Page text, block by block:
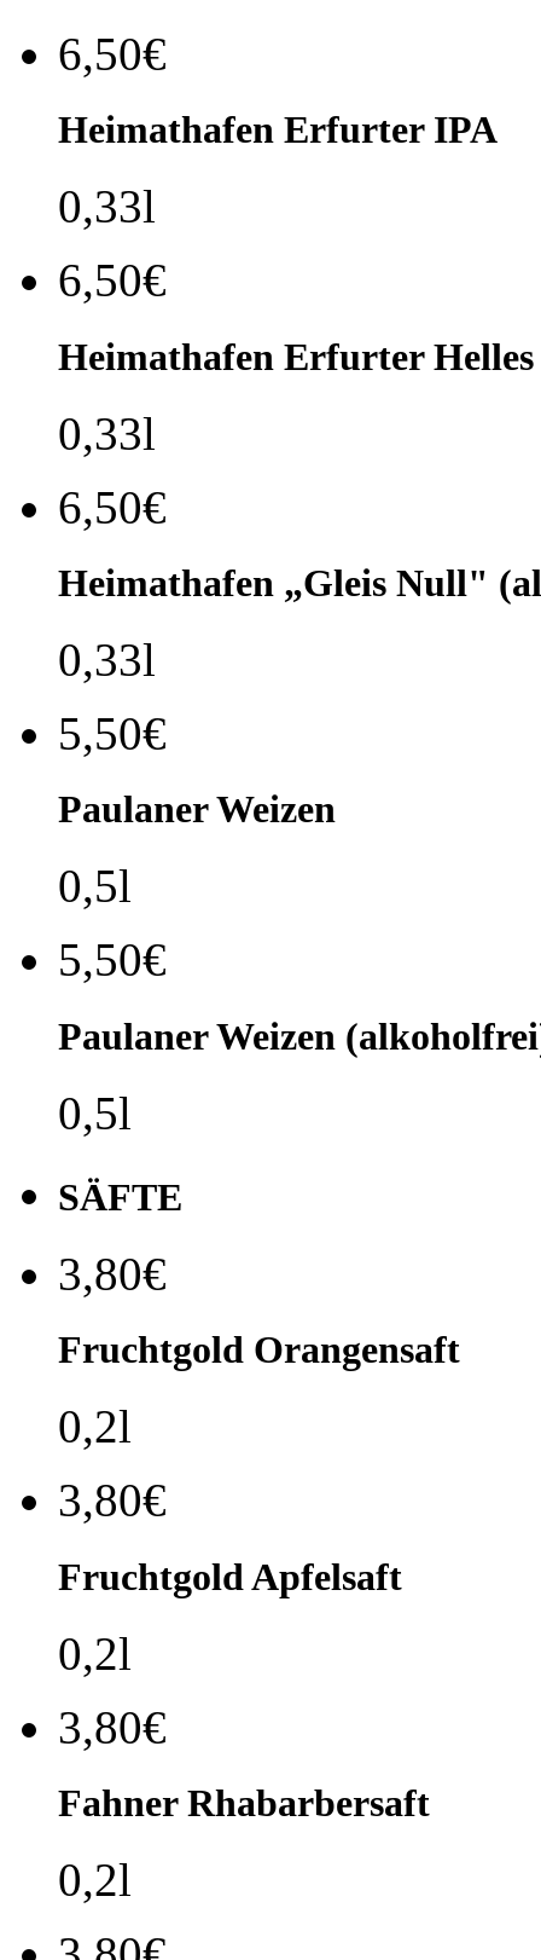
6,50€
Heimathafen Erfurter IPA
0,33l
6,50€
Heimathafen Erfurter Helles
0,33l
6,50€
Heimathafen „Gleis Null"
0,33l
5,50€
Paulaner Weizen
0,5l
5,50€
Paulaner Weizen
0,5l
SÄFTE
3,80€
Fruchtgold Orangensaft
0,2l
3,80€
Fruchtgold Apfelsaft
0,2l
3,80€
Fahner Rhabarbersaft
0,2l